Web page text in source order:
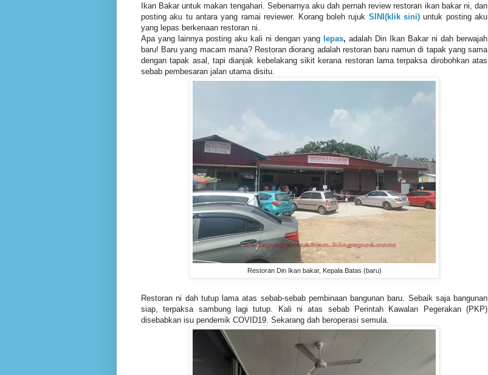
Ikan Bakar untuk makan tengahari. Sebenarnya aku dah pernah review restoran ikan bakar ni, dan
posting aku tu antara yang ramai reviewer. Korang boleh rujuk SINI(klik sini)untuk posting aku
yang lepas berkenaan restoran ni.
Apa yang lainnya posting aku kali ni dengan yang lepas, adalah Din Ikan Bakar ni dah berwajah
baru! Baru yang macam mana? Restoran diorang adalah restoran baru namun di tapak yang sama
dengan tapak asal, tapi dianjak kebelakang sikit kerana restoran lama terpaksa dirobohkan atas
sebab pembesaran jalan utama disitu.
Restoran Din Ikan bakar, Kepala Batas (baru)
Restoran ni dah tutup lama atas sebab-sebab pembinaan bangunan baru. Sebaik saja bangunan
siap, terpaksa sambung lagi tutup. Kali ni atas sebab Perintah Kawalan Pegerakan (PKP)
disebabkan isu pendemik COVID19. Sekarang dah beroperasi semula.